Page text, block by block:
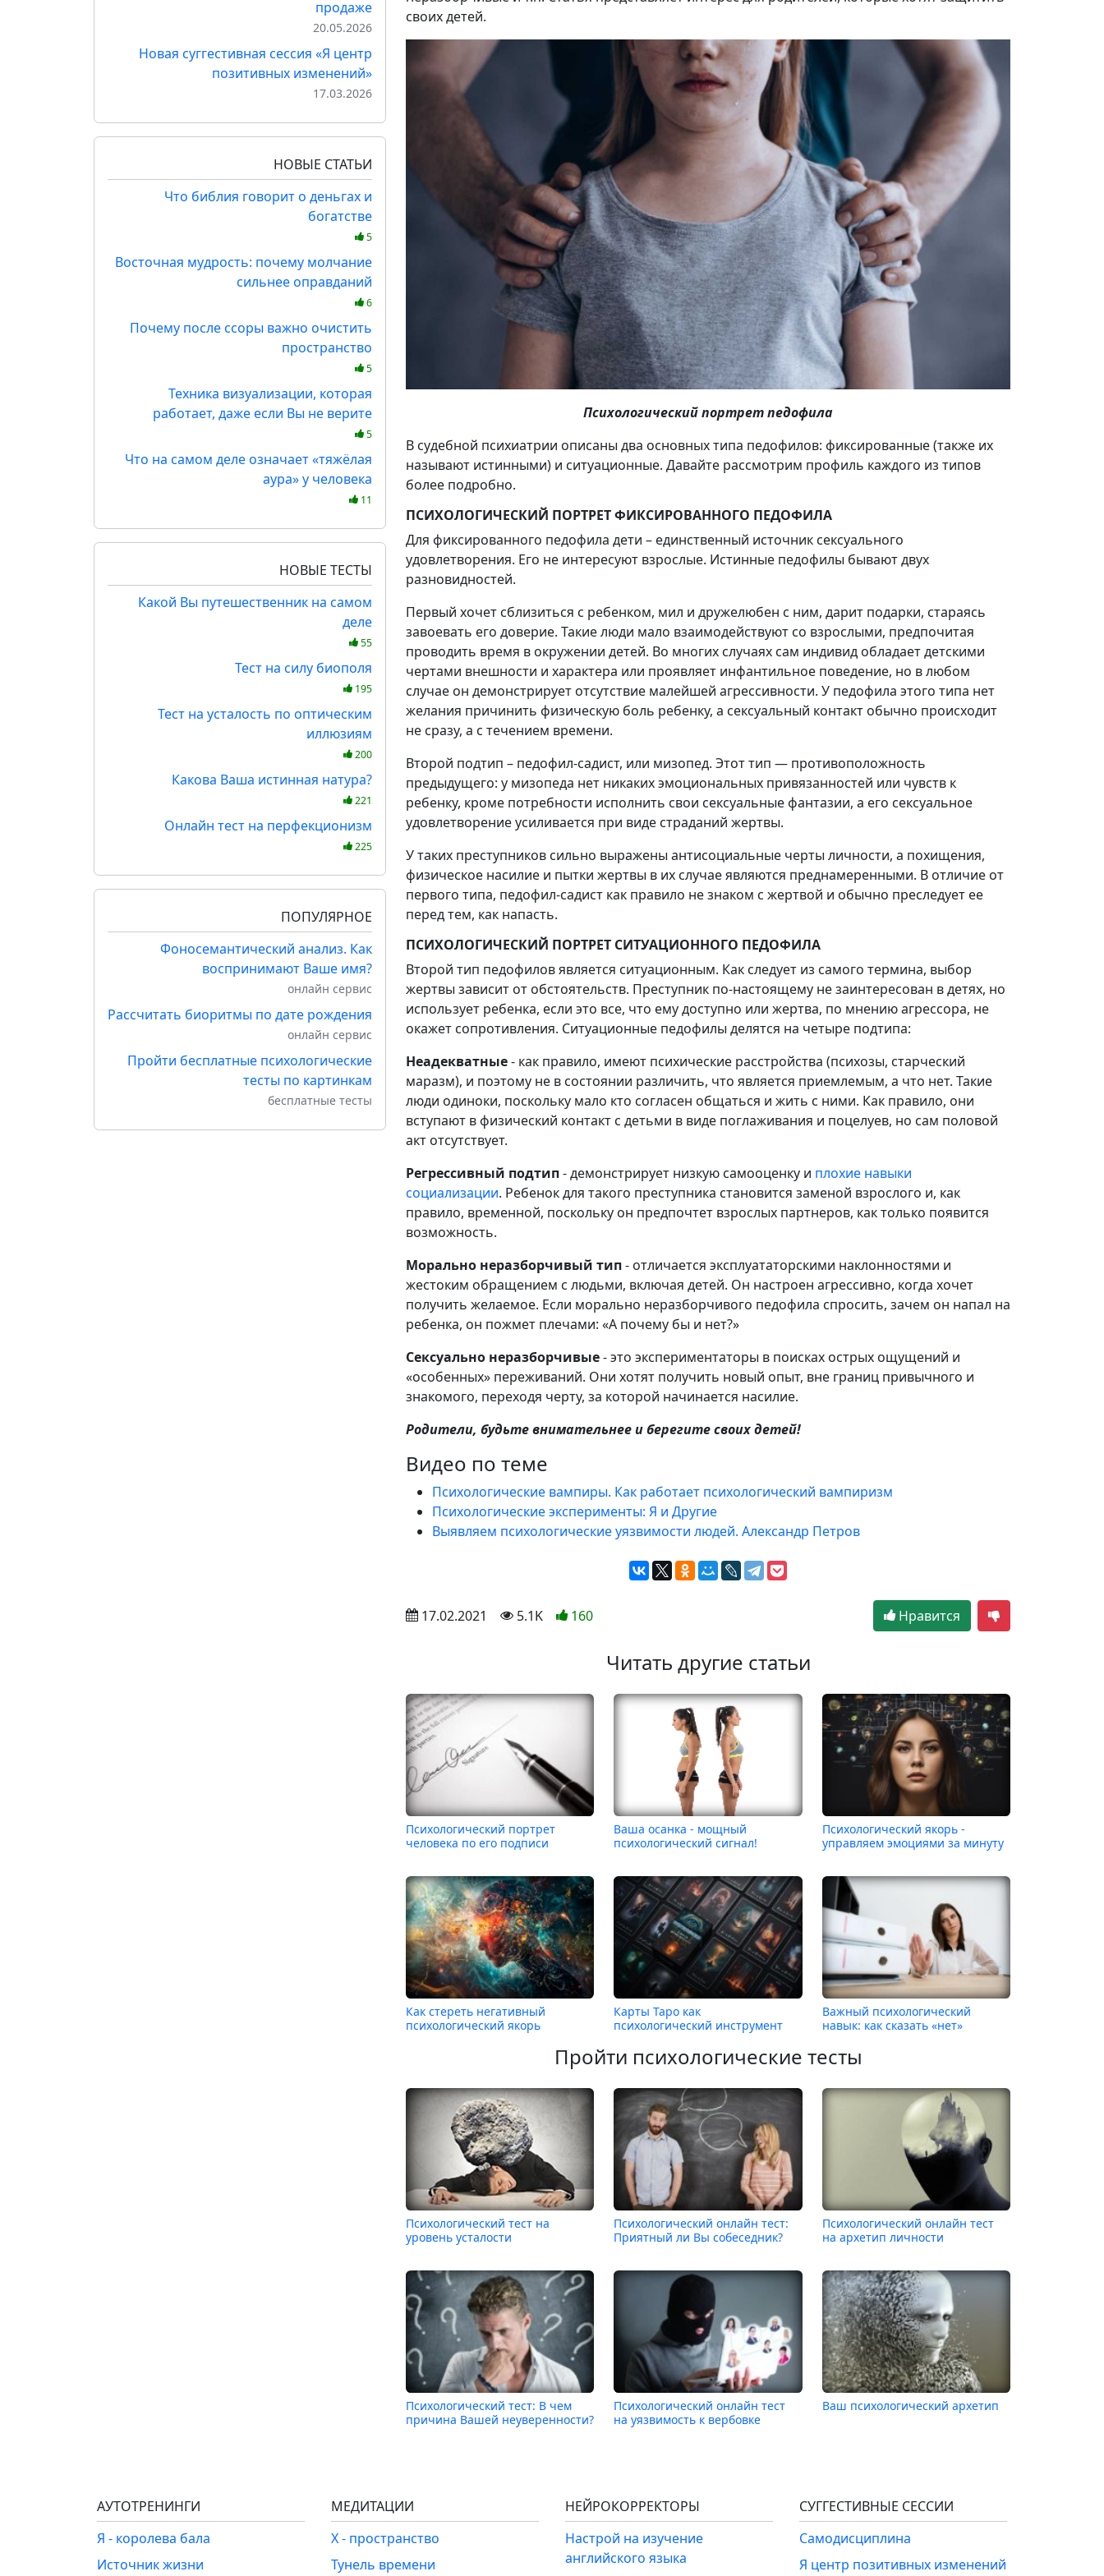
продаже
20.05.2026
Новая суггестивная сессия «Я центр
позитивных изменений»
17.03.2026
НОВЫЕ СТАТЬИ
Что библия говорит о деньгах и
богатстве
5
Восточная мудрость: почему молчание
сильнее оправданий
6
Почему после ссоры важно очистить
пространство
5
Техника визуализации, которая
работает, даже если Вы не верите
5
Что на самом деле означает «тяжёлая
аура» у человека
11
НОВЫЕ ТЕСТЫ
Какой Вы путешественник на самом
деле
55
Тест на силу биополя
195
Тест на усталость по оптическим
иллюзиям
200
Какова Ваша истинная натура?
221
Онлайн тест на перфекционизм
225
ПОПУЛЯРНОЕ
Фоносемантический анализ. Как
воспринимают Ваше имя?
онлайн сервис
Рассчитать биоритмы по дате рождения
онлайн сервис
Пройти бесплатные психологические
тесты по картинкам
бесплатные тесты
своих детей.
Психологический портрет педофила
В судебной психиатрии описаны два основных типа педофилов: фиксированные (также их
называют истинными) и ситуационные. Давайте рассмотрим профиль каждого из типов
более подробно.
ПСИХОЛОГИЧЕСКИЙ ПОРТРЕТ ФИКСИРОВАННОГО ПЕДОФИЛА
Для фиксированного педофила дети – единственный источник сексуального
удовлетворения. Его не интересуют взрослые. Истинные педофилы бывают двух
разновидностей.
Первый хочет сблизиться с ребенком, мил и дружелюбен с ним, дарит подарки, стараясь
завоевать его доверие. Такие люди мало взаимодействуют со взрослыми, предпочитая
проводить время в окружении детей. Во многих случаях сам индивид обладает детскими
чертами внешности и характера или проявляет инфантильное поведение, но в любом
случае он демонстрирует отсутствие малейшей агрессивности. У педофила этого типа нет
желания причинить физическую боль ребенку, а сексуальный контакт обычно происходит
не сразу, а с течением времени.
Второй подтип – педофил-садист, или мизопед. Этот тип — противоположность
предыдущего: у мизопеда нет никаких эмоциональных привязанностей или чувств к
ребенку, кроме потребности исполнить свои сексуальные фантазии, а его сексуальное
удовлетворение усиливается при виде страданий жертвы.
У таких преступников сильно выражены антисоциальные черты личности, а похищения,
физическое насилие и пытки жертвы в их случае являются преднамеренными. В отличие от
первого типа, педофил-садист как правило не знаком с жертвой и обычно преследует ее
перед тем, как напасть.
ПСИХОЛОГИЧЕСКИЙ ПОРТРЕТ СИТУАЦИОННОГО ПЕДОФИЛА
Второй тип педофилов является ситуационным. Как следует из самого термина, выбор
жертвы зависит от обстоятельств. Преступник по-настоящему не заинтересован в детях, но
использует ребенка, если это все, что ему доступно или жертва, по мнению агрессора, не
окажет сопротивления. Ситуационные педофилы делятся на четыре подтипа:
Неадекватные- как правило, имеют психические расстройства (психозы, старческий
маразм), и поэтому не в состоянии различить, что является приемлемым, а что нет. Такие
люди одиноки, поскольку мало кто согласен общаться и жить с ними. Как правило, они
вступают в физический контакт с детьми в виде поглаживания и поцелуев, но сам половой
акт отсутствует.
Регрессивный подтип- демонстрирует низкую самооценку и плохие навыки
социализации. Ребенок для такого преступника становится заменой взрослого и, как
правило, временной, поскольку он предпочтет взрослых партнеров, как только появится
возможность.
Морально неразборчивый тип- отличается эксплуататорскими наклонностями и
жестоким обращением с людьми, включая детей. Он настроен агрессивно, когда хочет
получить желаемое. Если морально неразборчивого педофила спросить, зачем он напал на
ребенка, он пожмет плечами: «А почему бы и нет?»
Сексуально неразборчивые- это экспериментаторы в поисках острых ощущений и
«особенных» переживаний. Они хотят получить новый опыт, вне границ привычного и
знакомого, переходя черту, за которой начинается насилие.
Родители, будьте внимательнее и берегите своих детей!
Видео по теме
Психологические вампиры. Как работает психологический вампиризм
Психологические эксперименты: Я и Другие
Выявляем психологические уязвимости людей. Александр Петров
17.02.2021 5.1K 160 Нравится
Читать другие статьи
Психологический портрет
человека по его подписи
Ваша осанка - мощный
психологический сигнал!
Психологический якорь -
управляем эмоциями за минуту
Как стереть негативный
психологический якорь
Карты Таро как
психологический инструмент
Важный психологический
навык: как сказать «нет»
Пройти психологические тесты
Психологический тест на
уровень усталости
Психологический онлайн тест:
Приятный ли Вы собеседник?
Психологический онлайн тест
на архетип личности
Психологический тест: В чем
причина Вашей неуверенности?
Психологический онлайн тест
на уязвимость к вербовке
Ваш психологический архетип
АУТОТРЕНИНГИ
Я - королева бала
Источник жизни
МЕДИТАЦИИ
Х - пространство
Тунель времени
НЕЙРОКОРРЕКТОРЫ
Настрой на изучение
английского языка
СУГГЕСТИВНЫЕ СЕССИИ
Самодисциплина
Я центр позитивных изменений